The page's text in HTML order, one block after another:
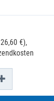
€),